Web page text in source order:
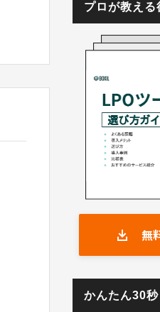
プロが教え
無
かんたん30